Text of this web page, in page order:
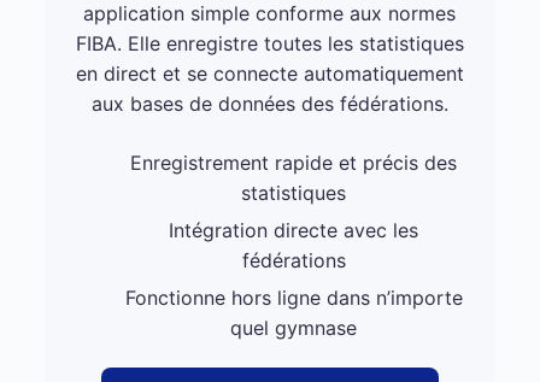
application simple conforme aux normes
FIBA. Elle enregistre toutes les statistiques
en direct et se connecte automatiquement
aux bases de données des fédérations.
Enregistrement rapide et précis des
statistiques
Intégration directe avec les
fédérations
Fonctionne hors ligne dans n’importe
quel gymnase